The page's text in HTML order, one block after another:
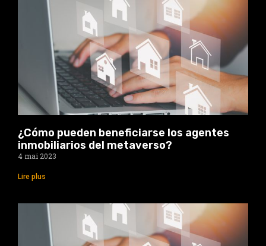
¿Cómo pueden beneficiarse los agentes
inmobiliarios del metaverso?
4 mai 2023
Lire plus